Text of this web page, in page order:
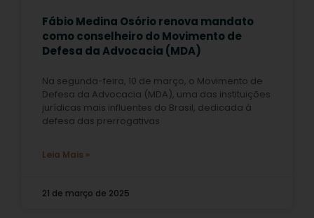
Fábio Medina Osório renova mandato
como conselheiro do Movimento de
Defesa da Advocacia (MDA)
Na segunda-feira, 10 de março, o Movimento de
Defesa da Advocacia (MDA), uma das instituições
jurídicas mais influentes do Brasil, dedicada à
defesa das prerrogativas
Leia Mais »
21 de março de 2025